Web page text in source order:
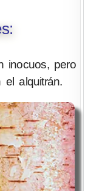
inocuos, pero
alquitrán.